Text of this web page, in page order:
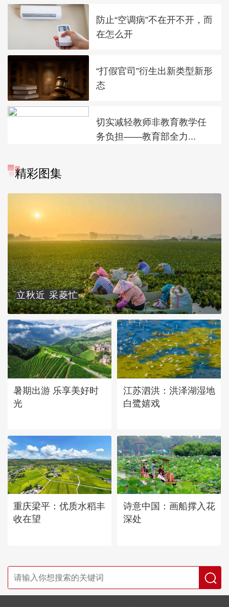
防止“空调病”不在开不开，而
在怎么开
“打假官司”衍生出新类型新形
态
切实减轻教师非教育教学任
务负担——教育部全力...
精彩图集
立秋近 采菱忙
暑期出游 乐享美好时
光
江苏泗洪：洪泽湖湿地
白鹭嬉戏
重庆梁平：优质水稻丰
收在望
诗意中国：画船撑入花
深处